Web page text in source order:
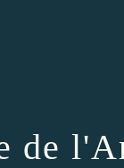
de